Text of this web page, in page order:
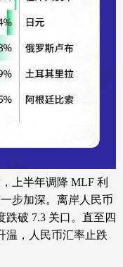
上半年调降 MLF 利
步加深。 离岸人民币
破 7.3 关口。直至四
温，人民币汇率止跌